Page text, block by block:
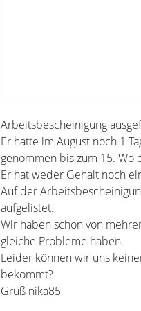
Arbeitsbescheinigung
Er hatte im August noch 1
genommen bis zum 15. Wo
Er hat weder Gehalt noch
Auf der
aufgelistet.
Wir haben schon von
gleiche Probleme haben.
Leider können wir uns
bekommt?
Gruß nika85